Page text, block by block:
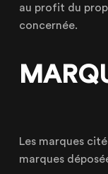
au profit du
concernée.
Les marques
marques